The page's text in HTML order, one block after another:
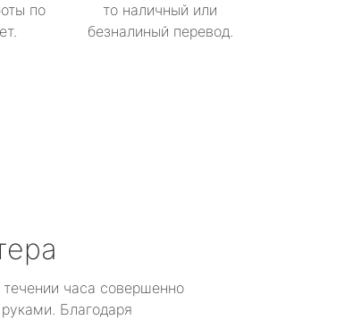
по
то наличный или
безналиный перевод.
часа совершенно
Благодаря